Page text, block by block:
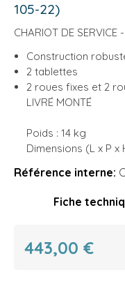
105-22)
CHARIOT DE SERVICE
Construction
2 tablettes
2 roues fixes et 2
LIVRÉ MONTÉ
Poids : 14 kg
Dimensions (L x P x
Référence interne:
Fiche
443,00 €